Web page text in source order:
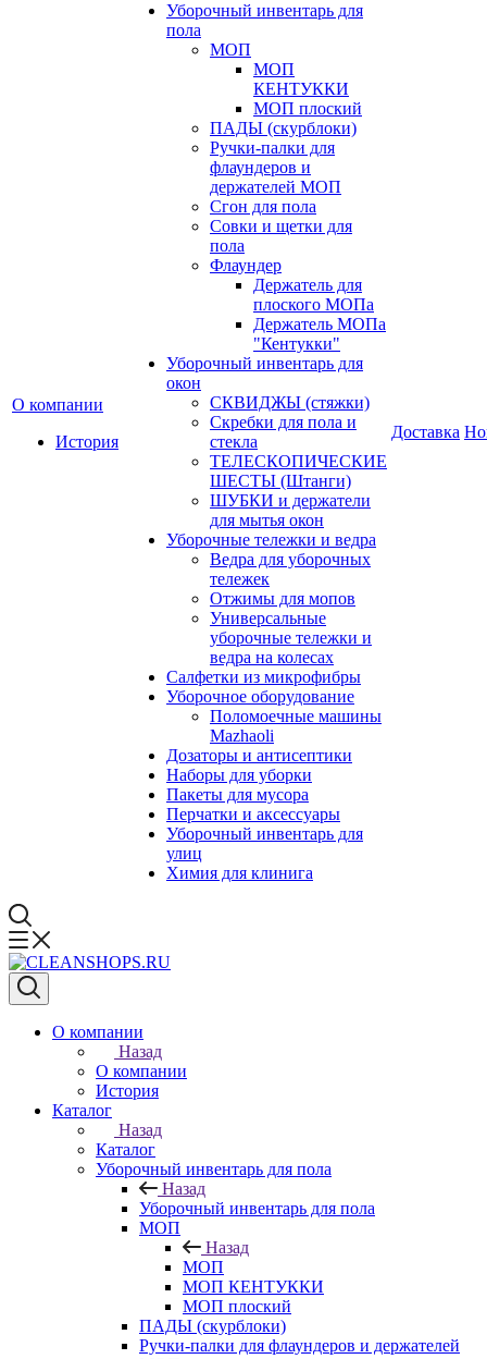
О компании
История
Уборочный инвентарь для
пола
МОП
МОП
КЕНТУККИ
МОП плоский
ПАДЫ (скурблоки)
Ручки-палки для
флаундеров и
держателей МОП
Сгон для пола
Совки и щетки для
пола
Флаундер
Держатель для
плоского МОПа
Держатель МОПа
"Кентукки"
Уборочный инвентарь для
окон
СКВИДЖЫ (стяжки)
Скребки для пола и
стекла
ТЕЛЕСКОПИЧЕСКИЕ
ШЕСТЫ (Штанги)
ШУБКИ и держатели
для мытья окон
Уборочные тележки и ведра
Ведра для уборочных
тележек
Отжимы для мопов
Универсальные
уборочные тележки и
ведра на колесах
Салфетки из микрофибры
Уборочное оборудование
Поломоечные машины
Mazhaoli
Дозаторы и антисептики
Наборы для уборки
Пакеты для мусора
Перчатки и аксессуары
Уборочный инвентарь для
улиц
Химия для клинига
Доставка
О компании
Назад
О компании
История
Каталог
Назад
Каталог
Уборочный инвентарь для пола
Назад
Уборочный инвентарь для пола
МОП
Назад
МОП
МОП КЕНТУККИ
МОП плоский
ПАДЫ (скурблоки)
Ручки-палки для флаундеров и держателей